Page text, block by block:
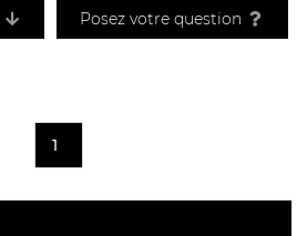
Posez votre question
1